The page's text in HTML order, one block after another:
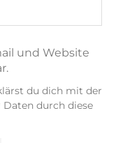
und Website
du dich mit der
durch diese